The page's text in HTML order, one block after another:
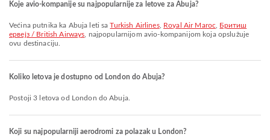
Koje avio-kompanije su najpopularnije za letove za Abuja?
Većina putnika ka Abuja leti saTurkish Airlines, Royal Air Maroc
Бритиш
ервејз / British Airways , najpopularnijom avio-kompanijom koja opslužuje
ovu destinaciju.
Koliko letova je dostupno od London do Abuja?
Postoji 3 letova od London do Abuja.
Koji su najpopularniji aerodromi za polazak u London?